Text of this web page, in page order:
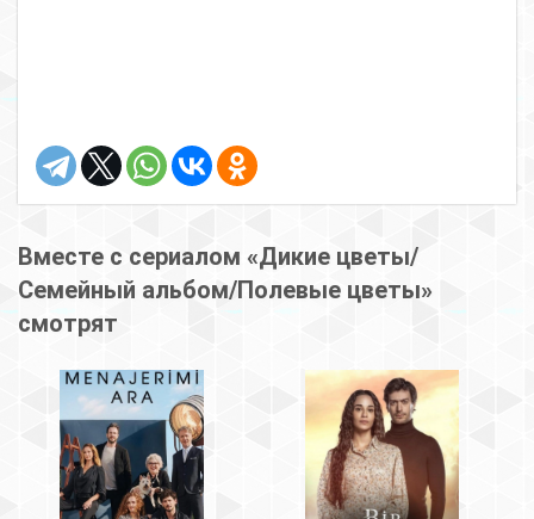
Вместе с сериалом «Дикие цветы/
Семейный альбом/Полевые цветы»
смотрят